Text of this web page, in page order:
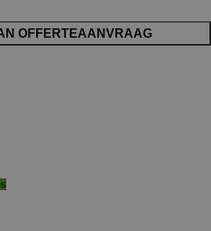
OFFERTEAANVRAAG